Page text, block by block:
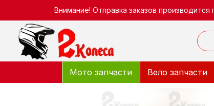
Перейти к основному контенту
Внимание! Отправка заказов
Мото запчасти Вело запчасти